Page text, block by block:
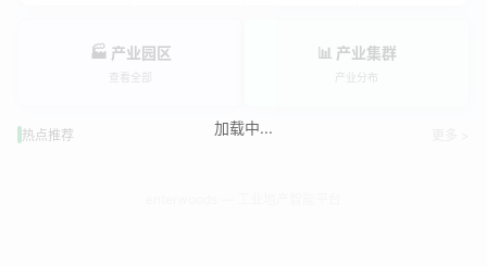
🏭 产业园区
查看全部
📊 产业集群
产业分布
热点推荐 加载中...